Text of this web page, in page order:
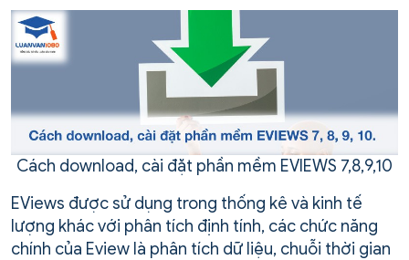
Cách download, cài đặt phần mềm EVIEWS 7,8,9,10
EViews được sử dụng trong thống kê và kinh tế
lượng khác với phân tích định tính, các chức năng
chính của Eview là phân tích dữ liệu, chuỗi thời gian